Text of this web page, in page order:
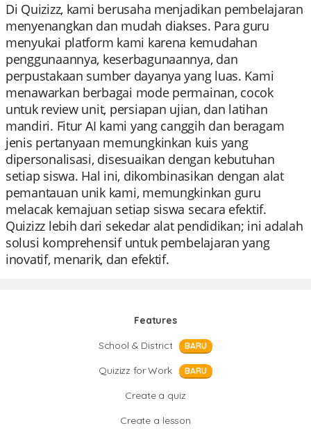
Di Quizizz, kami berusaha menjadikan pembelajaran
menyenangkan dan mudah diakses. Para guru
menyukai platform kami karena kemudahan
penggunaannya, keserbagunaannya, dan
perpustakaan sumber dayanya yang luas. Kami
menawarkan berbagai mode permainan, cocok
untuk review unit, persiapan ujian, dan latihan
mandiri. Fitur AI kami yang canggih dan beragam
jenis pertanyaan memungkinkan kuis yang
dipersonalisasi, disesuaikan dengan kebutuhan
setiap siswa. Hal ini, dikombinasikan dengan alat
pemantauan unik kami, memungkinkan guru
melacak kemajuan setiap siswa secara efektif.
Quizizz lebih dari sekedar alat pendidikan; ini adalah
solusi komprehensif untuk pembelajaran yang
inovatif, menarik, dan efektif.
Features
School & District
BARU
Quizizz for Work BARU
Create a quiz
Create a lesson